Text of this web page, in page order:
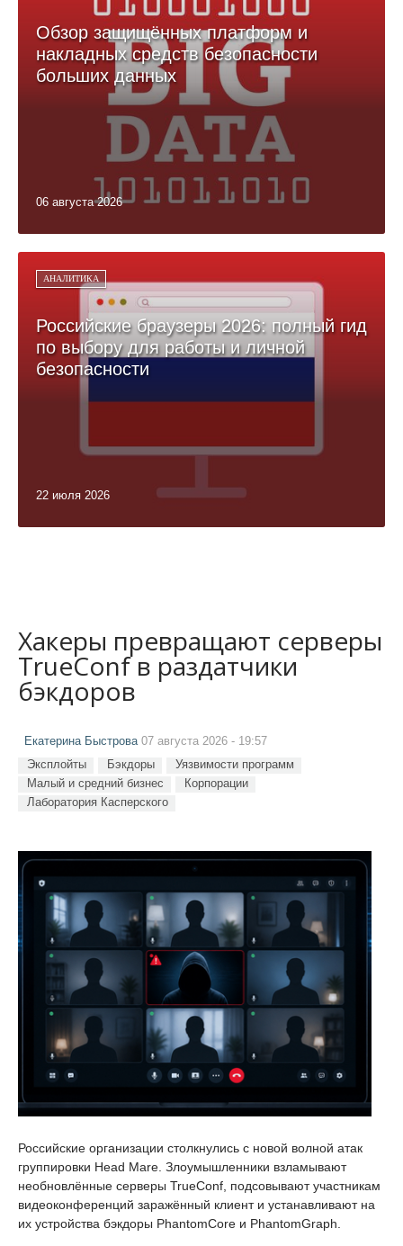
Обзор защищённых платформ и
накладных средств безопасности
больших данных
06 августа 2026
АНАЛИТИКА
Российские браузеры 2026: полный гид
по выбору для работы и личной
безопасности
22 июля 2026
Хакеры превращают серверы
TrueConf в раздатчики
бэкдоров
Екатерина Быстрова07 августа 2026 - 19:57
Эксплойты Бэкдоры
Уязвимости программ
Малый и средний бизнес
Корпорации
Лаборатория Касперского
Российские организации столкнулись с новой волной атак
группировки Head Mare. Злоумышленники взламывают
необновлённые серверы TrueConf, подсовывают участникам
видеоконференций заражённый клиент и устанавливают на
их устройства бэкдоры PhantomCore и PhantomGraph.